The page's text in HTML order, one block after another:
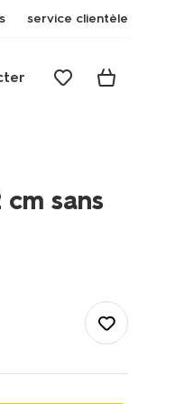
service clientèle
sans